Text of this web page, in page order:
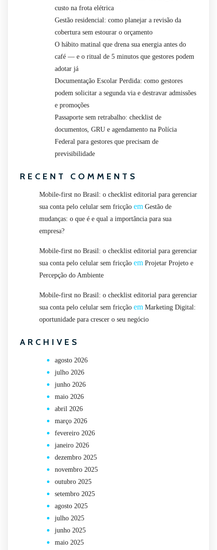
custo na frota elétrica
Gestão residencial: como planejar a revisão da
cobertura sem estourar o orçamento
O hábito matinal que drena sua energia antes do
café — e o ritual de 5 minutos que gestores podem
adotar já
Documentação Escolar Perdida: como gestores
podem solicitar a segunda via e destravar admissões
e promoções
Passaporte sem retrabalho: checklist de
documentos, GRU e agendamento na Polícia
Federal para gestores que precisam de
previsibilidade
RECENT COMMENTS
Mobile-first no Brasil: o checklist editorial para gerenciar
sua conta pelo celular sem fricção em Gestão de
mudanças: o que é e qual a importância para sua
empresa?
Mobile-first no Brasil: o checklist editorial para gerenciar
sua conta pelo celular sem fricção em Projetar Projeto e
Percepção do Ambiente
Mobile-first no Brasil: o checklist editorial para gerenciar
sua conta pelo celular sem fricção em Marketing Digital:
oportunidade para crescer o seu negócio
ARCHIVES
agosto 2026
julho 2026
junho 2026
maio 2026
abril 2026
março 2026
fevereiro 2026
janeiro 2026
dezembro 2025
novembro 2025
outubro 2025
setembro 2025
agosto 2025
julho 2025
junho 2025
maio 2025